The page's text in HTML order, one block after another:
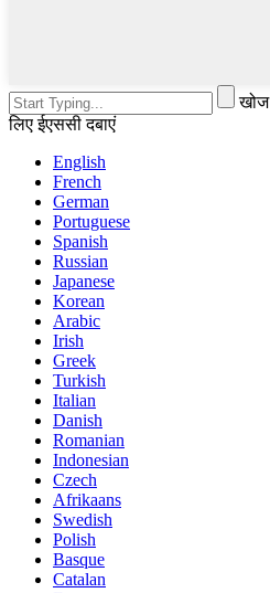
खोज
लिए ईएससी दबाएं
English
French
German
Portuguese
Spanish
Russian
Japanese
Korean
Arabic
Irish
Greek
Turkish
Italian
Danish
Romanian
Indonesian
Czech
Afrikaans
Swedish
Polish
Basque
Catalan